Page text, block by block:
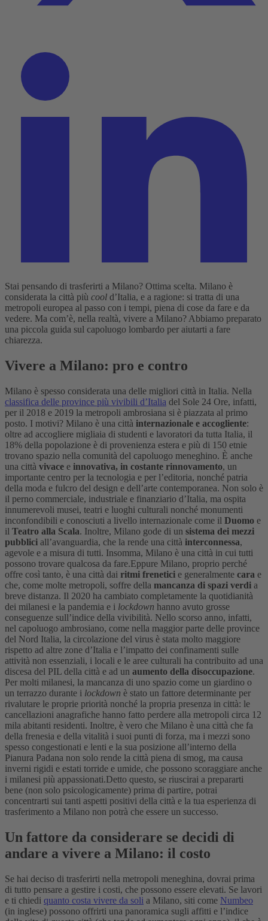
Stai pensando di trasferirti a Milano? Ottima scelta. Milano è
considerata la città più cool d’Italia, e a ragione: si tratta di una
metropoli europea al passo con i tempi, piena di cose da fare e da
vedere. Ma com’è, nella realtà, vivere a Milano? Abbiamo preparato
una piccola guida sul capoluogo lombardo per aiutarti a fare
chiarezza.
Vivere a Milano: pro e contro
Milano è spesso considerata una delle migliori città in Italia. Nella
classifica delle province più vivibili d’Italia del Sole 24 Ore, infatti,
per il 2018 e 2019 la metropoli ambrosiana si è piazzata al primo
posto. I motivi? Milano è una città internazionale e accogliente:
oltre ad accogliere migliaia di studenti e lavoratori da tutta Italia, il
18% della popolazione è di provenienza estera e più di 150 etnie
trovano spazio nella comunità del capoluogo meneghino. È anche
una città vivace e innovativa, in costante rinnovamento, un
importante centro per la tecnologia e per l’editoria, nonché patria
della moda e fulcro del design e dell’arte contemporanea. Non solo è
il perno commerciale, industriale e finanziario d’Italia, ma ospita
innumerevoli musei, teatri e luoghi culturali nonché monumenti
inconfondibili e conosciuti a livello internazionale come il Duomo e
il Teatro alla Scala. Inoltre, Milano gode di un sistema dei mezzi
pubblici all’avanguardia, che la rende una città interconnessa,
agevole e a misura di tutti. Insomma, Milano è una città in cui tutti
possono trovare qualcosa da fare.Eppure Milano, proprio perché
offre così tanto, è una città dai ritmi frenetici e generalmente cara e
che, come molte metropoli, soffre della mancanza di spazi verdi a
breve distanza. Il 2020 ha cambiato completamente la quotidianità
dei milanesi e la pandemia e i lockdown hanno avuto grosse
conseguenze sull’indice della vivibilità. Nello scorso anno, infatti,
nel capoluogo ambrosiano, come nella maggior parte delle province
del Nord Italia, la circolazione del virus è stata molto maggiore
rispetto ad altre zone d’Italia e l’impatto dei confinamenti sulle
attività non essenziali, i locali e le aree culturali ha contribuito ad una
discesa del PIL della città e ad un aumento della disoccupazione.
Per molti milanesi, la mancanza di uno spazio come un giardino o
un terrazzo durante i lockdown è stato un fattore determinante per
rivalutare le proprie priorità nonché la propria presenza in città: le
cancellazioni anagrafiche hanno fatto perdere alla metropoli circa 12
mila abitanti residenti. Inoltre, è vero che Milano è una città che fa
della frenesia e della vitalità i suoi punti di forza, ma i mezzi sono
spesso congestionati e lenti e la sua posizione all’interno della
Pianura Padana non solo rende la città piena di smog, ma causa
inverni rigidi e estati torride e umide, che possono scoraggiare anche
i milanesi più appassionati.Detto questo, se riuscirai a prepararti
bene (non solo psicologicamente) prima di partire, potrai
concentrarti sui tanti aspetti positivi della città e la tua esperienza di
trasferimento a Milano non potrà che essere un successo.
Un fattore da considerare se decidi di
andare a vivere a Milano: il costo
Se hai deciso di trasferirti nella metropoli meneghina, dovrai prima
di tutto pensare a gestire i costi, che possono essere elevati. Se lavori
e ti chiedi quanto costa vivere da soli a Milano, siti come Numbeo
(in inglese) possono offrirti una panoramica sugli affitti e l’indice